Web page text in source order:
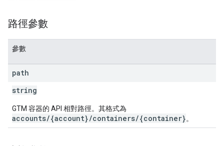
路徑參數
參數
path
string
GTM 容器的 API 相對路徑。其格式為
accounts/{account}/containers/{container}。